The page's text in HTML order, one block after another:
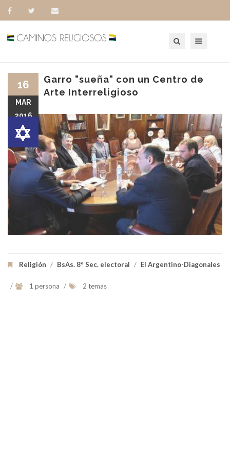
Garro "sueña" con un Centro de
Arte Interreligioso
Religión / BsAs. 8º Sec. electoral / El Argentino-Diagonales
/ 1 persona / 2 temas
16
MAR
2016